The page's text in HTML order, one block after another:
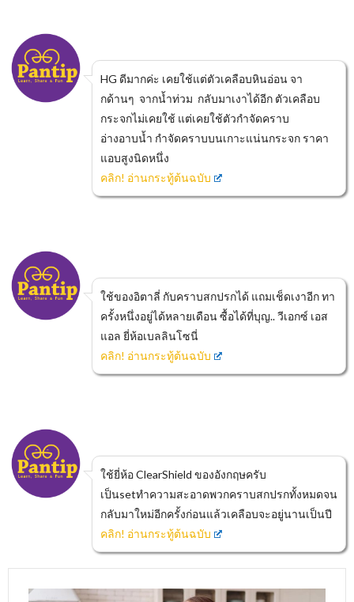
HG ดีมากค่ะ เคยใช้แต่ตัวเคลือบหินอ่อน จา
กด้านๆ จากน้ำท่วม กลับมาเงาได้อีก ตัวเคลือบ
กระจกไม่เคยใช้ แต่เคยใช้ตัวกำจัดคราบ
อ่างอาบน้ำ กำจัดคราบบนเกาะแน่นกระจก ราคา
แอบสูงนิดหนึ่ง
คลิก! อ่านกระทู้ต้นฉบับ
ใช้ของอิตาลี่ กับคราบสกปรกได้ แถมเช็ดเงาอีก ทา
ครั้งหนึ่งอยู่ได้หลายเดือน ซื้อได้ที่บุญ.. วีเอกซ์ เอส
แอล ยี่ห้อเบลลินโซนี่
คลิก! อ่านกระทู้ต้นฉบับ
ใช้ยี่ห้อ ClearShield ของอังกฤษครับ
เป็นsetทำความสะอาดพวกคราบสกปรกทั้งหมดจน
กลับมาใหม่อีกครั้งก่อนแล้วเคลือบจะอยู่นานเป็นปี
คลิก! อ่านกระทู้ต้นฉบับ